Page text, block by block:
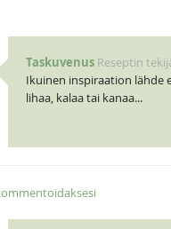
Taskuvenus Reseptin
Ikuinen inspiraation lähde
lihaa, kalaa tai kanaa...